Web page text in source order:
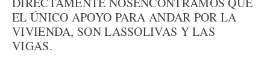
EL ÚNICO APOYO PARA ANDAR POR LA
VIVIENDA, SON LASSOLIVAS Y LAS
VIGAS.